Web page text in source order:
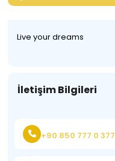
Live your dreams
İletişim Bilgileri
+90 850 777 0 377